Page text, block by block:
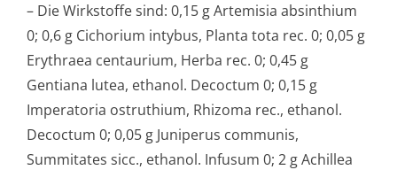
– Die Wirkstoffe sind: 0,15 g Artemisia absinthium
0; 0,6 g Cichorium intybus, Planta tota rec. 0; 0,05 g
Erythraea centaurium, Herba rec. 0; 0,45 g
Gentiana lutea, ethanol. Decoctum 0; 0,15 g
Imperatoria ostruthium, Rhizoma rec., ethanol.
Decoctum 0; 0,05 g Juniperus communis,
Summitates sicc., ethanol. Infusum 0; 2 g Achillea